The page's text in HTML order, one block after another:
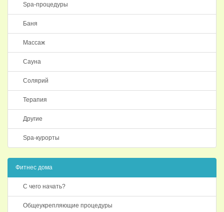
Spa-процедуры
Баня
Массаж
Сауна
Солярий
Терапия
Другие
Spa-курорты
Фитнес дома
С чего начать?
Общеукрепляющие процедуры